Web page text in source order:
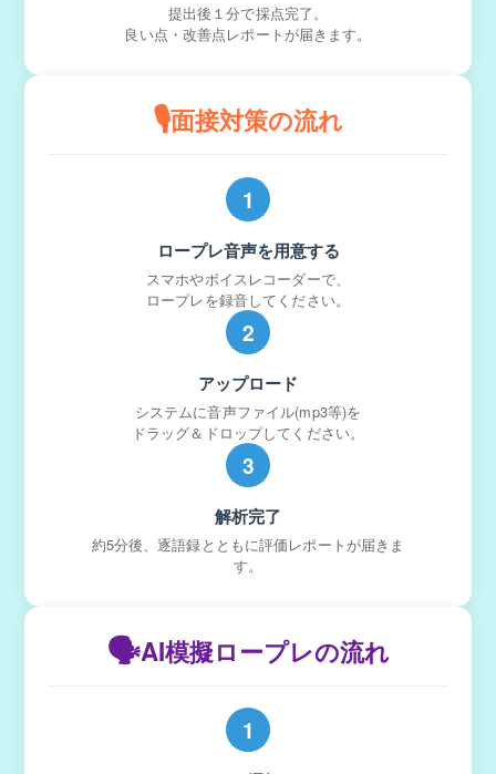
提出後１分で採点完了。
良い点・改善点レポートが届きます。
🎙️面接対策の流れ
1
ロープレ音声を用意する
スマホやボイスレコーダーで、
ロープレを録音してください。
2
アップロード
システムに音声ファイル(mp3等)を
ドラッグ＆ドロップしてください。
3
解析完了
約5分後、逐語録とともに評価レポートが届きま
す。
🗣️AI模擬ロープレの流れ
1